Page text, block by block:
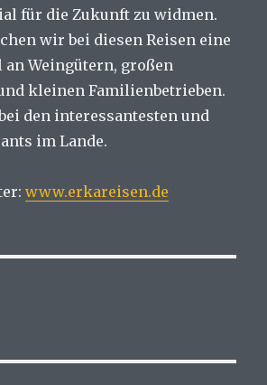
für die Zukunft zu widmen.
wir bei diesen Reisen eine
an Weingütern, großen
kleinen Familienbetrieben.
den interessantesten und
im Lande.
www.erkareisen.de